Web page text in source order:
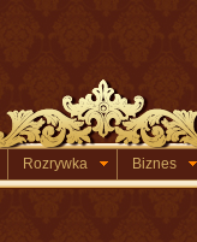
Rozrywka Biznes